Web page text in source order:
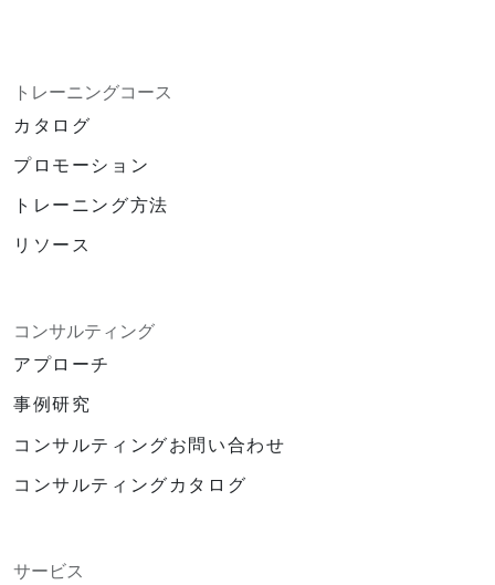
トレーニングコース
カタログ
プロモーション
トレーニング方法
リソース
コンサルティング
アプローチ
事例研究
コンサルティングお問い合わせ
コンサルティングカタログ
サービス